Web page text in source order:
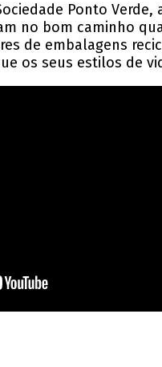
Ponto
no bom caminho
de embalagens
os seus estilos de